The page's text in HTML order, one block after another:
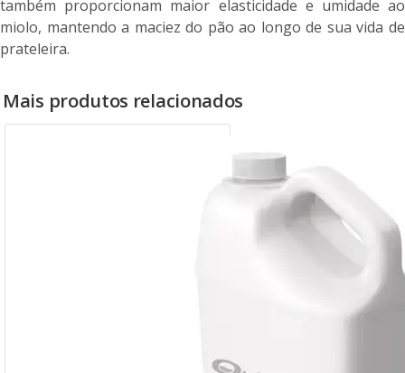
também proporcionam maior elasticidade e umidade ao
miolo, mantendo a maciez do pão ao longo de sua vida de
prateleira.
Mais produtos relacionados